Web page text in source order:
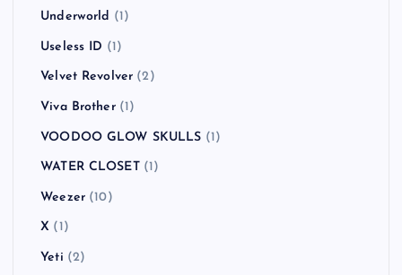
Underworld (1)
Useless ID (1)
Velvet Revolver (2)
Viva Brother(1)
VOODOO GLOW SKULLS (1)
WATER CLOSET(1)
Weezer(10)
X (1)
Yeti (2)